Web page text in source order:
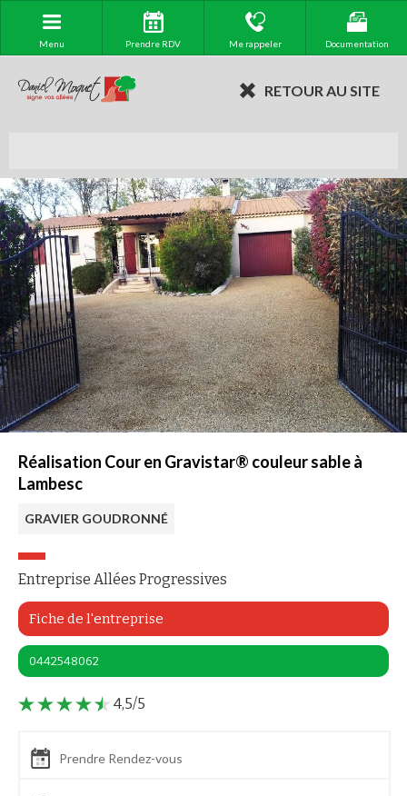
Menu Prendre RDV Me rappeler Documentation
RETOUR AU SITE
Réalisation Cour en Gravistar® couleur sable à
Lambesc
GRAVIER GOUDRONNÉ
Entreprise Allées Progressives
Fiche de l'entreprise
0442548062
4,5/5
Prendre Rendez-vous